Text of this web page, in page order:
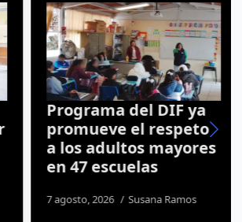
Programa del DIF ya
promueve el respeto
a los adultos mayores
en 47 escuelas
7 agosto, 2026 Susana Ramos